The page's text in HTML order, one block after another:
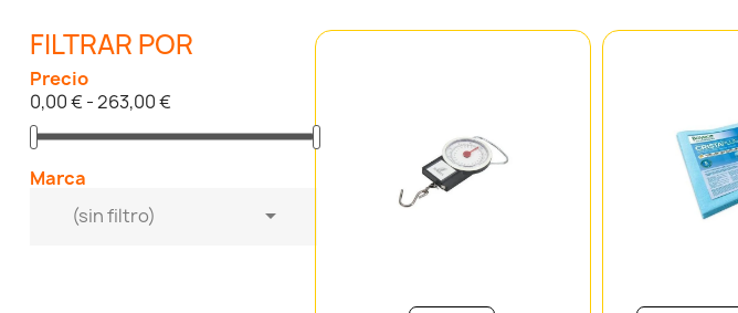
FILTRAR POR
Precio
0,00 € - 263,00 €
Marca
(sin filtro)
